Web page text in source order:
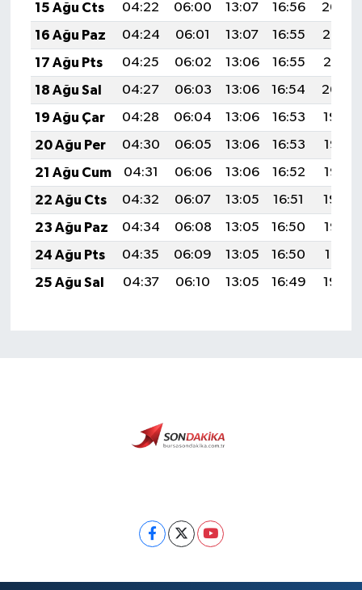
15 Ağu Cts
04:22 06:00 13:07 16:56
20:04
16 Ağu Paz
04:24 06:01 13:07 16:55
20:03
17 Ağu Pts
04:25 06:02 13:06 16:55
20:01
18 Ağu Sal
04:27 06:03 13:06 16:54
20:00
19 Ağu Çar
04:28 06:04 13:06 16:53
19:59
20 Ağu Per
04:30 06:05 13:06 16:53
19:57
21 Ağu Cum
04:31 06:06 13:06 16:52
19:56
22 Ağu Cts
04:32 06:07 13:05 16:51
19:54
23 Ağu Paz
04:34 06:08 13:05 16:50
19:53
24 Ağu Pts
04:35 06:09 13:05 16:50
19:51
25 Ağu Sal
04:37 06:10 13:05 16:49 19:49